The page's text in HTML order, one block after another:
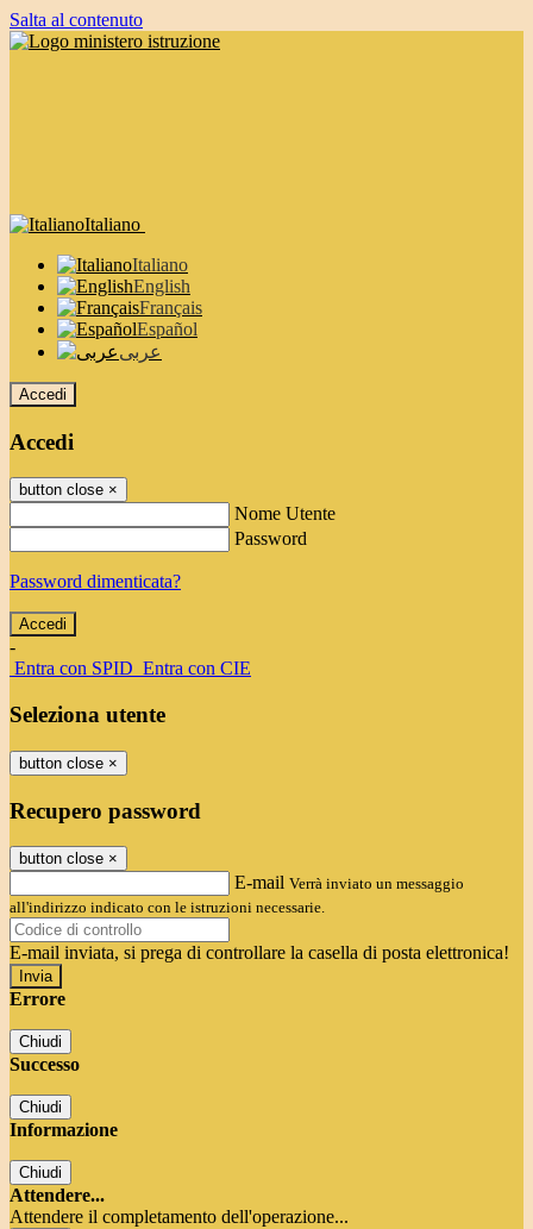
Salta al contenuto
Italiano
Italiano
English
Français
Español
عربى
Accedi
Accedi
button close ×
Nome Utente
Password
Password dimenticata?
-
Entra con SPID Entra con CIE
Seleziona utente
button close ×
Recupero password
button close ×
E-mail Verrà inviato un messaggio
all'indirizzo indicato con le istruzioni necessarie.
E-mail inviata, si prega di controllare la casella di posta elettronica!
Errore
Chiudi
Successo
Chiudi
Informazione
Chiudi
Attendere...
Attendere il completamento dell'operazione...